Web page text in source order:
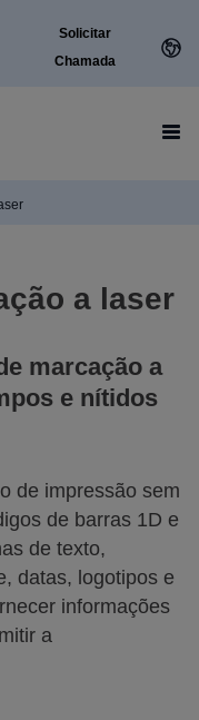
Solicitar
Chamada
a laser
marcação a
e nítidos
de impressão sem
de barras 1D e
de texto,
datas, logotipos e
informações
a